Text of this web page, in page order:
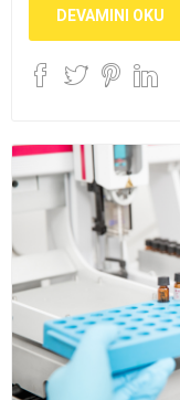
DEVAMINI OKU